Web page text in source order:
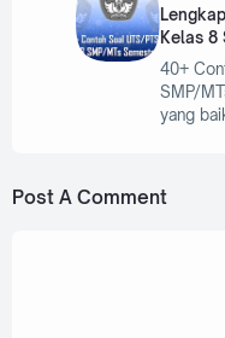
Kelas 8
40+
SMP/
yang
Post A Comment